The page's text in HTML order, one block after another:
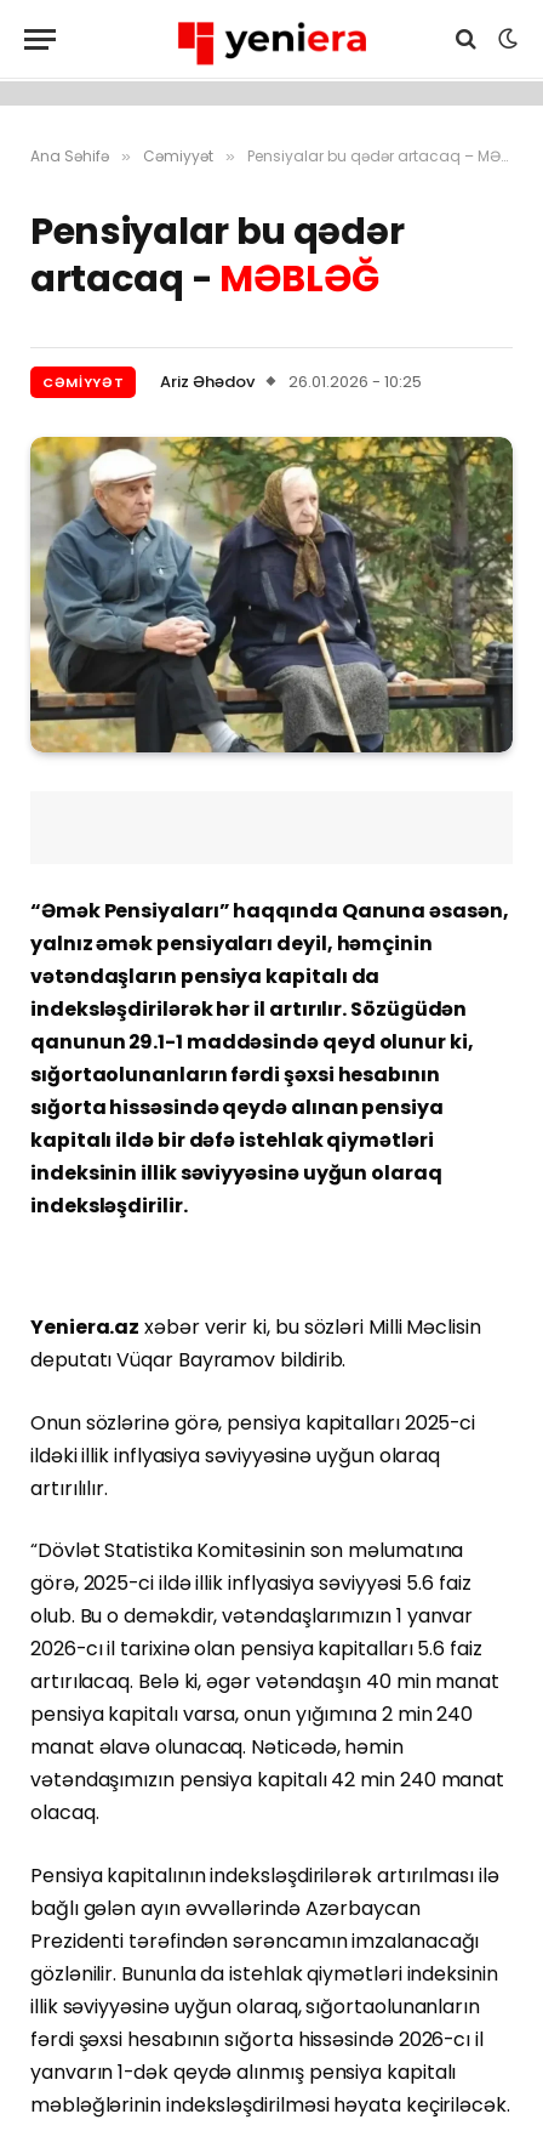
Ana Səhifə » Cəmiyyət » Pensiyalar bu qədər artacaq – MƏBLƏĞ
Pensiyalar bu qədər
artacaq - MƏBLƏĞ
CƏMIYYƏT Ariz Əhədov 26.01.2026 - 10:25
“Əmək Pensiyaları” haqqında Qanuna əsasən,
yalnız əmək pensiyaları deyil, həmçinin
vətəndaşların pensiya kapitalı da
indeksləşdirilərək hər il artırılır. Sözügüdən
qanunun 29.1-1 maddəsində qeyd olunur ki,
sığortaolunanların fərdi şəxsi hesabının
sığorta hissəsində qeydə alınan pensiya
kapitalı ildə bir dəfə istehlak qiymətləri
indeksinin illik səviyyəsinə uyğun olaraq
indeksləşdirilir.
Yeniera.az xəbər verir ki, bu sözləri Milli Məclisin
deputatı Vüqar Bayramov bildirib.
Onun sözlərinə görə, pensiya kapitalları 2025-ci
ildəki illik inflyasiya səviyyəsinə uyğun olaraq
artırılılır.
“Dövlət Statistika Komitəsinin son məlumatına
görə, 2025-ci ildə illik inflyasiya səviyyəsi 5.6 faiz
olub. Bu o deməkdir, vətəndaşlarımızın 1 yanvar
2026-cı il tarixinə olan pensiya kapitalları 5.6 faiz
artırılacaq. Belə ki, əgər vətəndaşın 40 min manat
pensiya kapitalı varsa, onun yığımına 2 min 240
manat əlavə olunacaq. Nəticədə, həmin
vətəndaşımızın pensiya kapitalı 42 min 240 manat
olacaq.
Pensiya kapitalının indeksləşdirilərək artırılması ilə
bağlı gələn ayın əvvəllərində Azərbaycan
Prezidenti tərəfindən sərəncamın imzalanacağı
gözlənilir. Bununla da istehlak qiymətləri indeksinin
illik səviyyəsinə uyğun olaraq, sığortaolunanların
fərdi şəxsi hesabının sığorta hissəsində 2026-cı il
yanvarın 1-dək qeydə alınmış pensiya kapitalı
məbləğlərinin indeksləşdirilməsi həyata keçiriləcək.